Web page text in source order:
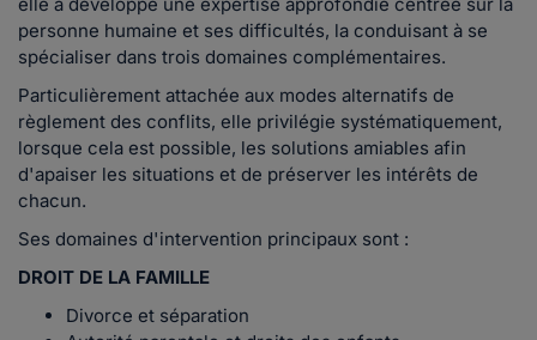
personne humaine et ses difficultés, la conduisant à se
spécialiser dans trois domaines complémentaires.
Particulièrement attachée aux modes alternatifs de
règlement des conflits, elle privilégie systématiquement,
lorsque cela est possible, les solutions amiables afin
d'apaiser les situations et de préserver les intérêts de
chacun.
Ses domaines d'intervention principaux sont :
DROIT DE LA FAMILLE
Divorce et séparation